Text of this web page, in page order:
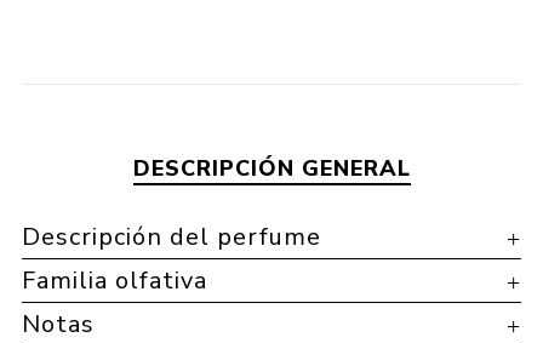
DESCRIPCIÓN GENERAL
Descripción del perfume
Familia olfativa
Notas